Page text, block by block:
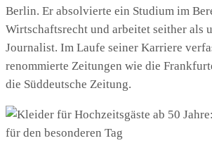
Berlin. Er absolvierte ein Studium im
Wirtschaftsrecht und arbeitet seither als
Journalist. Im Laufe seiner Karriere
renommierte Zeitungen wie die
die Süddeutsche Zeitung.